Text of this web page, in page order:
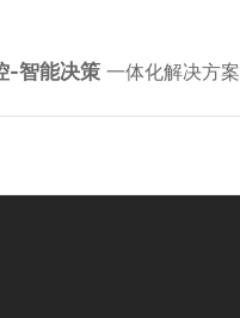
-智能决策​ ​ 一体化解决方案